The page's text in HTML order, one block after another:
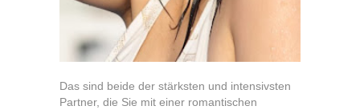
Das sind beide der stärksten und intensivsten
Partner, die Sie mit einer romantischen